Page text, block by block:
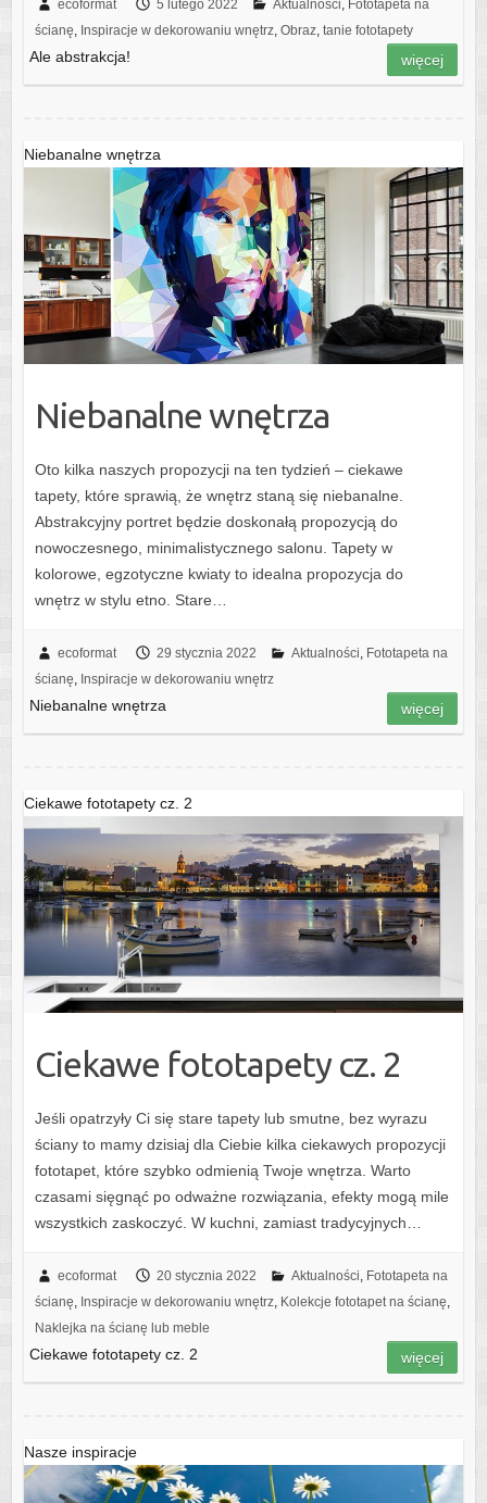
ecoformat 5 lutego 2022 Aktualności, Fototapeta na
ścianę, Inspiracje w dekorowaniu wnętrz, Obraz, tanie fototapety
Ale abstrakcja! więcej
Niebanalne wnętrza
Niebanalne wnętrza
Oto kilka naszych propozycji na ten tydzień – ciekawe
tapety, które sprawią, że wnętrz staną się niebanalne.
Abstrakcyjny portret będzie doskonałą propozycją do
nowoczesnego, minimalistycznego salonu. Tapety w
kolorowe, egzotyczne kwiaty to idealna propozycja do
wnętrz w stylu etno. Stare…
ecoformat 29 stycznia 2022 Aktualności, Fototapeta na
ścianę, Inspiracje w dekorowaniu wnętrz
Niebanalne wnętrza więcej
Ciekawe fototapety cz. 2
Ciekawe fototapety cz. 2
Jeśli opatrzyły Ci się stare tapety lub smutne, bez wyrazu
ściany to mamy dzisiaj dla Ciebie kilka ciekawych propozycji
fototapet, które szybko odmienią Twoje wnętrza. Warto
czasami sięgnąć po odważne rozwiązania, efekty mogą mile
wszystkich zaskoczyć. W kuchni, zamiast tradycyjnych…
ecoformat 20 stycznia 2022 Aktualności, Fototapeta na
ścianę, Inspiracje w dekorowaniu wnętrz, Kolekcje fototapet na ścianę,
Naklejka na ścianę lub meble
Ciekawe fototapety cz. 2 więcej
Nasze inspiracje